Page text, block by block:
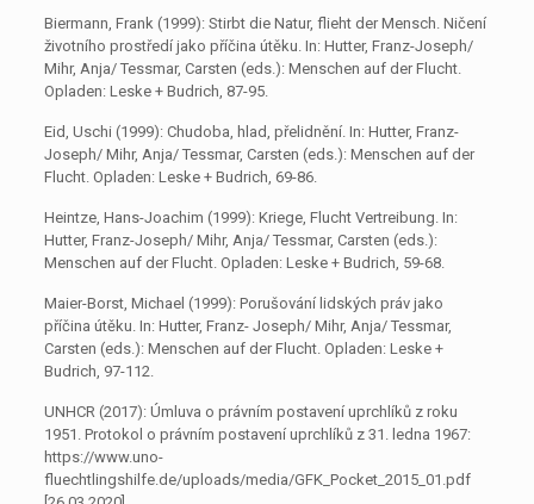
Biermann, Frank (1999): Stirbt die Natur, flieht der Mensch. Ničení
životního prostředí jako příčina útěku. In: Hutter, Franz-Joseph/
Mihr, Anja/ Tessmar, Carsten (eds.): Menschen auf der Flucht.
Opladen: Leske + Budrich, 87-95.
Eid, Uschi (1999): Chudoba, hlad, přelidnění. In: Hutter, Franz-
Joseph/ Mihr, Anja/ Tessmar, Carsten (eds.): Menschen auf der
Flucht. Opladen: Leske + Budrich, 69-86.
Heintze, Hans-Joachim (1999): Kriege, Flucht Vertreibung. In:
Hutter, Franz-Joseph/ Mihr, Anja/ Tessmar, Carsten (eds.):
Menschen auf der Flucht. Opladen: Leske + Budrich, 59-68.
Maier-Borst, Michael (1999): Porušování lidských práv jako
příčina útěku. In: Hutter, Franz- Joseph/ Mihr, Anja/ Tessmar,
Carsten (eds.): Menschen auf der Flucht. Opladen: Leske +
Budrich, 97-112.
UNHCR (2017): Úmluva o právním postavení uprchlíků z roku
1951. Protokol o právním postavení uprchlíků z 31. ledna 1967:
https://www.uno-
fluechtlingshilfe.de/uploads/media/GFK_Pocket_2015_01.pdf